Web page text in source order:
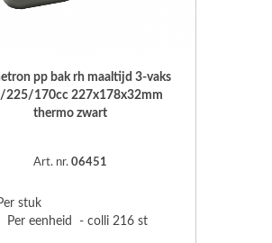
pp bak rh maaltijd 3-vaks
225/170cc 227x178x32mm
thermo zwart
Art. nr. 06451
stuk
Per eenheid - colli 216 st